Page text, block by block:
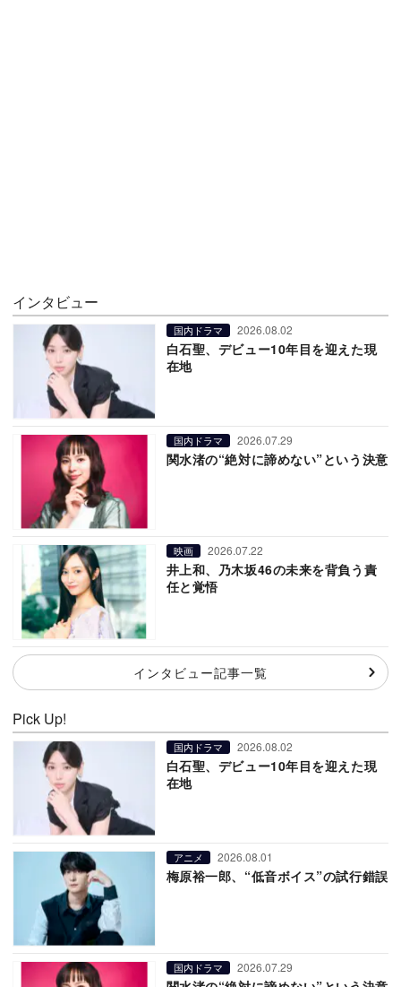
インタビュー
国内ドラマ 2026.08.02
白石聖、デビュー10年目を迎えた現
在地
国内ドラマ 2026.07.29
関水渚の“絶対に諦めない”という決意
映画 2026.07.22
井上和、乃木坂46の未来を背負う責
任と覚悟
インタビュー記事一覧
Pick Up!
国内ドラマ 2026.08.02
白石聖、デビュー10年目を迎えた現
在地
アニメ 2026.08.01
梅原裕一郎、“低音ボイス”の試行錯誤
国内ドラマ 2026.07.29